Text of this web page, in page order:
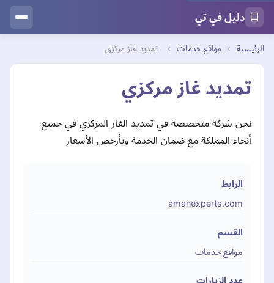
دليل في تي
الرئيسية › مواقع خدمات › تمديد غاز مركزي
تمديد غاز مركزي
نحن شركة متخصصة في تمديد الغاز المركزي في جميع
أنحاء المملكة مع ضمان الخدمة وبأرخص الأسعار
الرابط
amanexperts.com
القسم
مواقع خدمات
عدد الزيارات